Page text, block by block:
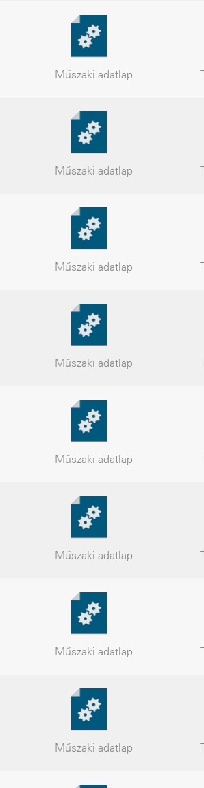
Műszaki adatlap
Műszaki adatlap
Műszaki adatlap
Műszaki adatlap
Műszaki adatlap
Műszaki adatlap
Műszaki adatlap
Műszaki adatlap